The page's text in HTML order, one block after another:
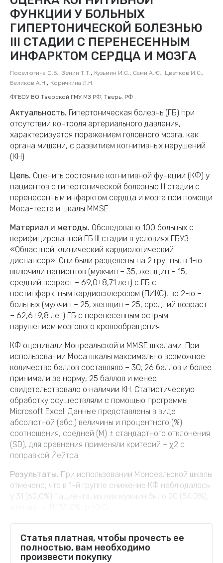
ФУНКЦИИ У БОЛЬНЫХ
ГИПЕРТОНИЧЕСКОЙ БОЛЕЗНЬЮ
III СТАДИИ С ПЕРЕНЕСЕННЫМ
ИНФАРКТОМ СЕРДЦА И МОЗГА
ФГБОУ ВО Тверской ГМУ МЗ РФ, Тверь, РФ
Актуальность. Гипертоническая болезнь (ГБ) при
отсутствии контроля артериального давления,
характеризуется поражением головного мозга, как
органа мишени, с развитием когнитивных нарушений
(КН).
Цель. Оценить состояние когнитивной функции (КФ) у
пациентов с гипертонической болезнью III стадии с
перенесенным инфарктом сердца и мозга при помощи
Моса-теста и шкалы ММSЕ.
Материал и методы. Обследовано 100 больных с
верифицированной ГБ III стадии в условиях ГБУЗ
«Областной клинический кардиологический
диспансер». Они были разделены на 2 группы, в 1-ю
включили пациентов (мужчин – 35, женщин – 15,
средний возраст – 69,0±8,71 лет) с ГБ с
постинфарктным кардиосклерозом (ПИКС), во 2-ю –
больных (мужчин – 25, женщин – 25, средний возраст
– 62,6±9,8 лет) ГБ с перенесенным острым
нарушением мозгового кровообращения.
КФ оценивали Монреальской и MMSE шкалами. При
использовании Моса шкалы максимально возможное
количество баллов составляло – 30; 26 баллов и более
принимали за норму, 25 баллов и менее
свидетельствовало о наличии КН. Статистическую
обработку осуществляли с помощью программы
Microsoft Exсel. Данные представлены в виде
абсолютной (абс.) величины и процентного (%)
соотношения, средней (М) ± стандартного отклонения
(SD), для сравнения применяли критерий – χ2 с
поправкой Йейтса.
Результаты. При использовании Монреальской шкалы
отмечено, что в 1-й группе снижение КФ наблюдалось
у 31 (62,0%) пациента, из них мужчин было 20 (54,0%),
Поселюгина О.Б., Зенин Т.Т., Кузьмин И.С., Сами А.Ю., Цветков И.С.,
Беликов А.Н., Коричкина Л.Н.
Статья платная, чтобы прочесть ее
полностью, вам необходимо
произвести покупку